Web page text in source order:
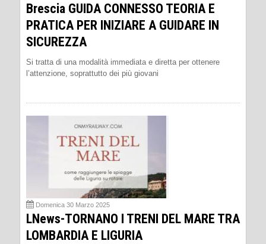
Brescia GUIDA CONNESSO TEORIA E
PRATICA PER INIZIARE A GUIDARE IN
SICUREZZA
Si tratta di una modalità immediata e diretta per ottenere
l’attenzione, soprattutto dei più giovani
Domenica 30 Marzo 2025
LNews-TORNANO I TRENI DEL MARE TRA
LOMBARDIA E LIGURIA